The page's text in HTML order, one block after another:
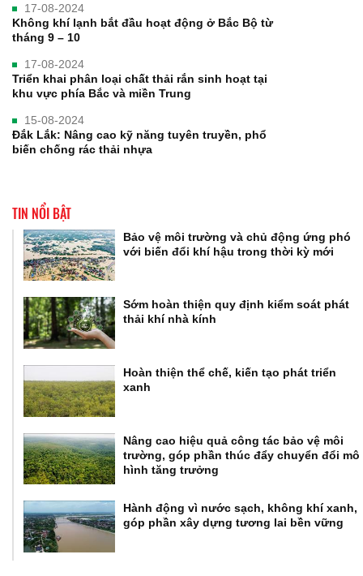
17-08-2024
Không khí lạnh bắt đầu hoạt động ở Bắc Bộ từ
tháng 9 – 10
17-08-2024
Triển khai phân loại chất thải rắn sinh hoạt tại
khu vực phía Bắc và miền Trung
15-08-2024
Đắk Lắk: Nâng cao kỹ năng tuyên truyền, phổ
biến chống rác thải nhựa
TIN NỔI BẬT
Bảo vệ môi trường và chủ động ứng phó
với biến đổi khí hậu trong thời kỳ mới
Sớm hoàn thiện quy định kiểm soát phát
thải khí nhà kính
Hoàn thiện thể chế, kiến tạo phát triển
xanh
Nâng cao hiệu quả công tác bảo vệ môi
trường, góp phần thúc đẩy chuyển đổi mô
hình tăng trưởng
Hành động vì nước sạch, không khí xanh,
góp phần xây dựng tương lai bền vững